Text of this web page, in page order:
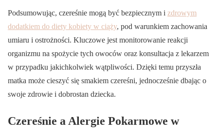
Podsumowując, czereśnie mogą być bezpiecznym i zdrowym
dodatkiem do diety kobiety w ciąży, pod warunkiem zachowania
umiaru i ostrożności. Kluczowe jest monitorowanie reakcji
organizmu na spożycie tych owoców oraz konsultacja z lekarzem
w przypadku jakichkolwiek wątpliwości. Dzięki temu przyszła
matka może cieszyć się smakiem czereśni, jednocześnie dbając o
swoje zdrowie i dobrostan dziecka.
Czereśnie a Alergie Pokarmowe w